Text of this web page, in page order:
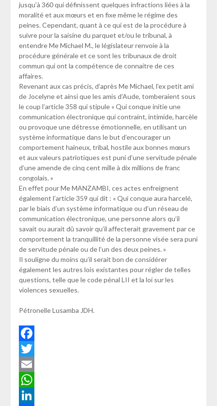
jusqu’à 360 qui définissent quelques infractions liées à la
moralité et aux mœurs et en fixe même le régime des
peines. Cependant, quant à ce qui est de la procédure à
suivre pour la saisine du parquet et/ou le tribunal, à
entendre Me Michael M., le législateur renvoie à la
procédure générale et ce sont les tribunaux de droit
commun qui ont la compétence de connaitre de ces
affaires.
Revenant aux cas précis, d’après Me Michael, l’ex petit ami
de Jocelyne et ainsi que les amis d’Aude, tomberaient sous
le coup l’article 358 qui stipule « Qui conque initie une
communication électronique qui contraint, intimide, harcèle
ou provoque une détresse émotionnelle, en utilisant un
système informatique dans le but d’encourager un
comportement haineux, tribal, hostile aux bonnes mœurs
et aux valeurs patriotiques est puni d’une servitude pénale
d’une amende de cinq cent mille à dix millions de franc
congolais. »
En effet pour Me MANZAMBI, ces actes enfreignent
également l’article 359 qui dit : « Qui conque aura harcelé,
par le biais d’un système informatique ou d’un réseau de
communication électronique, une personne alors qu’il
savait ou aurait dû savoir qu’il affecterait gravement par ce
comportement la tranquillité de la personne visée sera puni
de servitude pénale ou de l’un des deux peines. »
Il souligne du moins qu’il serait bon de considérer
également les autres lois existantes pour régler de telles
questions, telle que le code pénal LII et la loi sur les
violences sexuelles.
Pétronelle Lusamba JDH.
Facebook
Twitter
Email
WhatsApp